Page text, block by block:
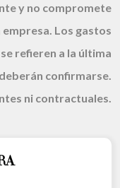
y no compromete
Los gastos
refieren a la última
confirmarse.
ni contractuales.